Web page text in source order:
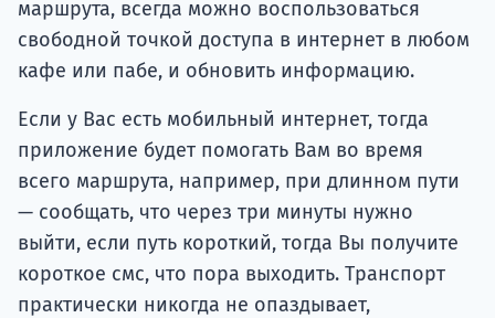
маршрута, всегда можно воспользоваться
свободной точкой доступа в интернет в любом
кафе или пабе, и обновить информацию.
Если у Вас есть мобильный интернет, тогда
приложение будет помогать Вам во время
всего маршрута, например, при длинном пути
— сообщать, что через три минуты нужно
выйти, если путь короткий, тогда Вы получите
короткое смс, что пора выходить. Транспорт
практически никогда не опаздывает,